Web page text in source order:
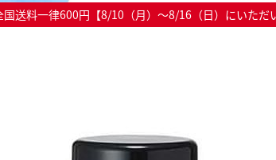
送料一律600円【8/10（月）～8/16（日）にいた